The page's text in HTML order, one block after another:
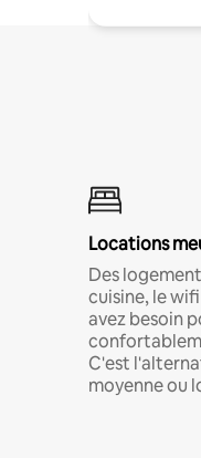
Locations
Des
cuisine, le
avez besoin
C'est
moyenne ou